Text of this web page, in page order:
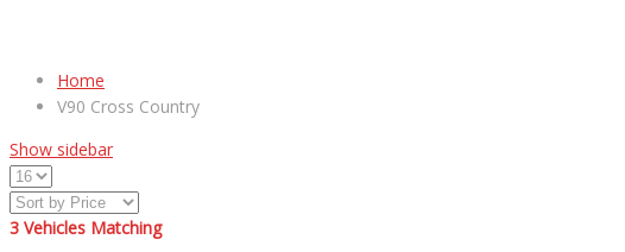
Home
V90 Cross Country
Show sidebar
3 Vehicles Matching